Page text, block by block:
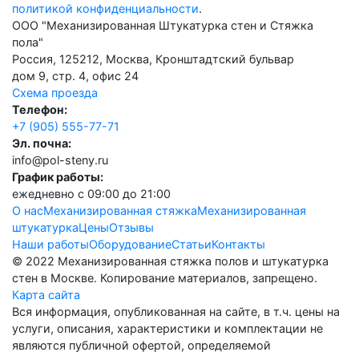
политикой конфиденциальности.
ООО "Механизированная Штукатурка стен и Стяжка
пола"
Россия, 125212, Москва, Кронштадтский бульвар
дом 9, стр. 4, офис 24
Схема проезда
Телефон:
+7 (905) 555-77-71
Эл. почна:
info@pol-steny.ru
График работы:
ежедневно с 09:00 до 21:00
О насМеханизированная стяжкаМеханизированная
штукатуркаЦеныОтзывы
Наши работыОборудованиеСтатьиКонтакты
© 2022 Механизированная стяжка полов и штукатурка
стен в Москве. Копирование материалов, запрещено.
Карта сайта
Вся информация, опубликованная на сайте, в т.ч. цены на
услуги, описания, характеристики и комплектации не
являются публичной офертой, определяемой